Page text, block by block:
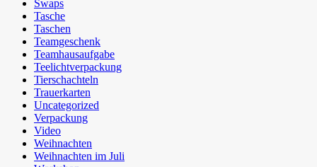
Swaps
Tasche
Taschen
Teamgeschenk
Teamhausaufgabe
Teelichtverpackung
Tierschachteln
Trauerkarten
Uncategorized
Verpackung
Video
Weihnachten
Weihnachten im Juli